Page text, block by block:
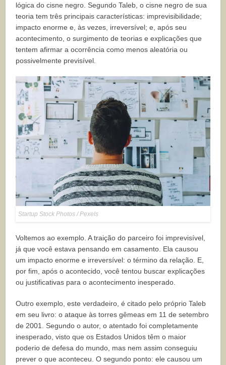
lógica do cisne negro. Segundo Taleb, o cisne negro de sua
teoria tem três principais características: imprevisibilidade;
impacto enorme e, às vezes, irreversível; e, após seu
acontecimento, o surgimento de teorias e explicações que
tentem afirmar a ocorrência como menos aleatória ou
possivelmente previsível.
Startup Stock Photos / Pexels
Voltemos ao exemplo. A traição do parceiro foi imprevisível,
já que você estava pensando em casamento. Ela causou
um impacto enorme e irreversível: o término da relação. E,
por fim, após o acontecido, você tentou buscar explicações
ou justificativas para o acontecimento inesperado.
Outro exemplo, este verdadeiro, é citado pelo próprio Taleb
em seu livro: o ataque às torres gêmeas em 11 de setembro
de 2001. Segundo o autor, o atentado foi completamente
inesperado, visto que os Estados Unidos têm o maior
poderio de defesa do mundo, mas nem assim conseguiu
prever o que aconteceu. O segundo ponto: ele causou um